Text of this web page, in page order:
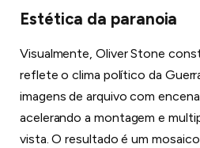
Estética da paranoia
Visualmente, Oliver Stone
reflete o clima político da
imagens de arquivo com
acelerando a montagem e
vista. O resultado é um